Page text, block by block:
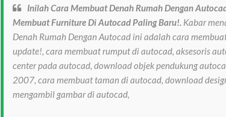
Inilah Cara Membuat Denah Rumah Dengan
Membuat Furniture Di Autocad Paling Baru!. Kabar
Denah Rumah Dengan Autocad ini adalah cara
update!, cara membuat rumput di autocad, aksesoris
center pada autocad, download objek pendukung
2007, cara membuat taman di autocad, download
mengambil gambar di autocad,